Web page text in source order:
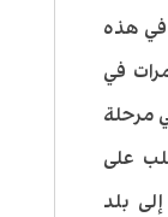
في هذه
في
مرحلة
على
بلد